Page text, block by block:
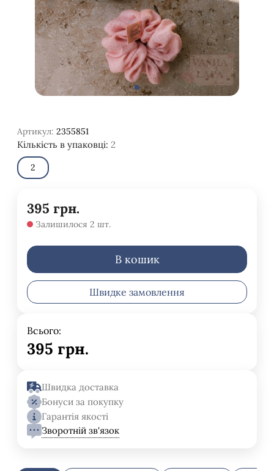
Артикул: 2355851
Кількість в упаковці: 2
2
395 грн.
Залишилося 2 шт.
В кошик
Швидке замовлення
Всього:
395 грн.
Швидка доставка
Бонуси за покупку
Гарантія якості
Зворотній зв'язок